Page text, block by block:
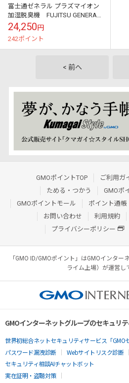
富士通ゼネラル プラズマイオン
加湿脱臭機 FUJITSU GENERAL
PLAZION（プラズィオン） DAS-
303K-T【送...
24,250円
242ポイント
< 前へ
GMOポイントTOP ご利用ガ
ためる・つかう
GMOポ
GMOポイントモール
ポイント通帳
お問い合わせ
利用規約
プライバシーポリシー
「GMO ID/GMOポイント」はGMOインタ
ライム上場）が運営し
GMOインターネットグループのセキュリ
世界初総合ネットセキュリティサービス「GMO
パスワード漏洩診断
Webサイトリスク診断
セキュリティ相談AIチャットボット
実在証明・盗聴対策